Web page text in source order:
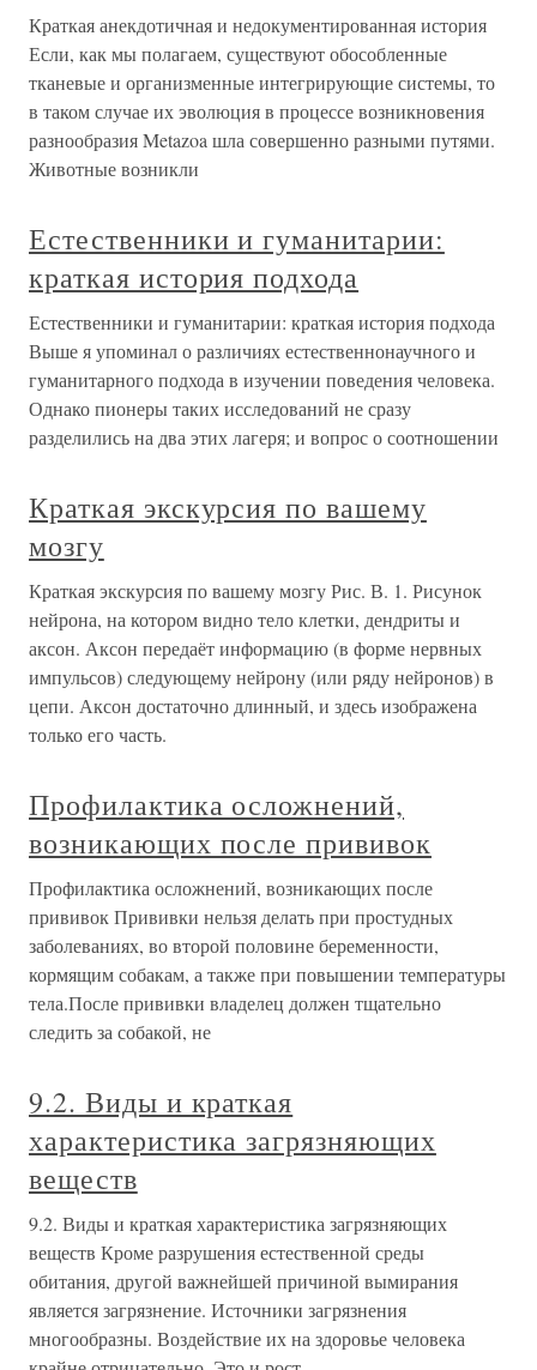
Краткая анекдотичная и недокументированная история
Если, как мы полагаем, существуют обособленные
тканевые и организменные интегрирующие системы, то
в таком случае их эволюция в процессе возникновения
разнообразия Metazoa шла совершенно разными путями.
Животные возникли
Естественники и гуманитарии:
краткая история подхода
Естественники и гуманитарии: краткая история подхода
Выше я упоминал о различиях естественнонаучного и
гуманитарного подхода в изучении поведения человека.
Однако пионеры таких исследований не сразу
разделились на два этих лагеря; и вопрос о соотношении
Краткая экскурсия по вашему
мозгу
Краткая экскурсия по вашему мозгу Рис. В. 1. Рисунок
нейрона, на котором видно тело клетки, дендриты и
аксон. Аксон передаёт информацию (в форме нервных
импульсов) следующему нейрону (или ряду нейронов) в
цепи. Аксон достаточно длинный, и здесь изображена
только его часть.
Профилактика осложнений,
возникающих после прививок
Профилактика осложнений, возникающих после
прививок Прививки нельзя делать при простудных
заболеваниях, во второй половине беременности,
кормящим собакам, а также при повышении температуры
тела.После прививки владелец должен тщательно
следить за собакой, не
9.2. Виды и краткая
характеристика загрязняющих
веществ
9.2. Виды и краткая характеристика загрязняющих
веществ Кроме разрушения естественной среды
обитания, другой важнейшей причиной вымирания
является загрязнение. Источники загрязнения
многообразны. Воздействие их на здоровье человека